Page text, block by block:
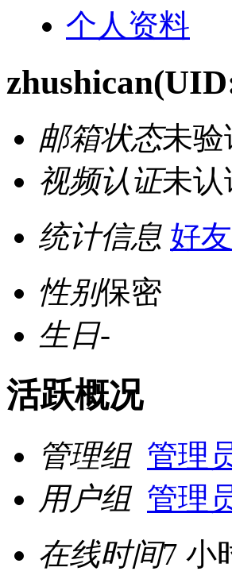
个人资料
zhushican
邮箱状态未验
视频认证未认
统计信息 好
性别保密
生日-
活跃概况
管理组 管理
用户组 管理
在线时间7 小